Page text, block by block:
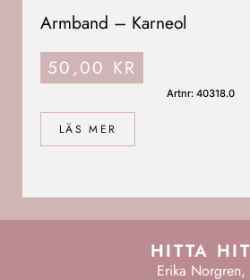
LÄS MER
Armband – Karneol
50,00 KR
Artnr: 40318.0
HITTA HIT
Erika Norgren,